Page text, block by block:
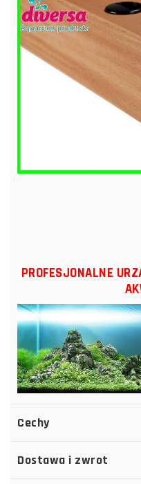
PROFESJONALNE
Cechy
Dostawa i zwrot